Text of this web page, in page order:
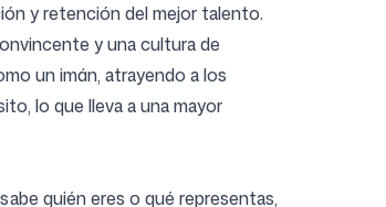
y retención del mejor talento.
y una cultura de
un imán, atrayendo a los
lo que lleva a una mayor
quién eres o qué representas,